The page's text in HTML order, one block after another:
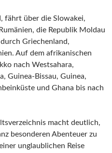
fährt über die Slowakei,
die Republik Moldau
Griechenland,
Auf dem afrikanischen
nach Westsahara,
Guinea-Bissau, Guinea,
und Ghana bis nach
macht deutlich,
besonderen Abenteuer zu
unglaublichen Reise